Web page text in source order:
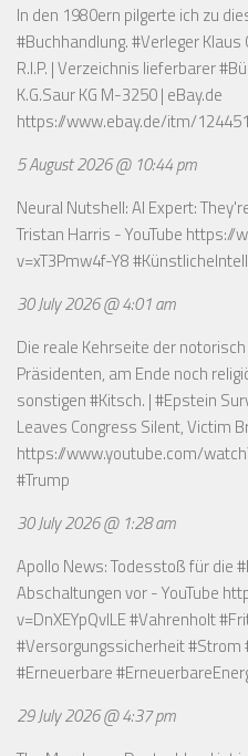
In den 1980ern pilgerte ich zu
#Buchhandlung. #Verleger
R.I.P. | Verzeichnis lieferbarer
K.G.Saur KG M-3250 | eBay.de
https://www.ebay.de/itm/
5 August 2026 @ 10:44 pm
Neural Nutshell: AI Expert:
Tristan Harris - YouTube https://
v=xT3Pmw4f-Y8
30 July 2026 @ 4:01 am
Die reale Kehrseite der
Präsidenten, am Ende noch
sonstigen #Kitsch. | #Epstein
Leaves Congress Silent, Victim
https://www.youtube.com/
#Trump
30 July 2026 @ 1:28 am
Apollo News: Todesstoß für die
Abschaltungen vor - YouTube
v=DnXEYpQvILE#Vahrenholt
#Versorgungssicherheit #Strom
#Erneuerbare
29 July 2026 @ 4:37 pm